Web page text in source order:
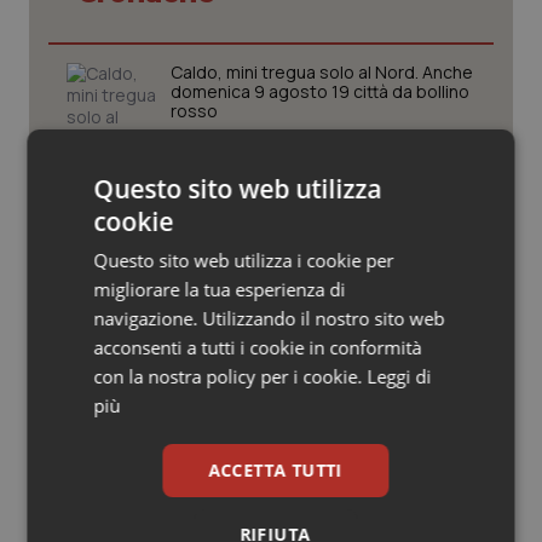
Veneto
Oncoematologia
Oncologia & Nutrizione
Psoriasi & pelle
Quotidiano Cardiologia
Quotidiano Chirurgia
Quotidiano Oncologia
Quotidiano Pediatria
Rene & patologie urogenitali
Caldo, mini tregua solo al Nord. Anche
domenica 9 agosto 19 città da bollino
rosso
Caldo, segnali di lenta ritirata
dell’ondata: il 7 agosto restano 26
città da bollino rosso, l’8 scendono a
Consip, al via la prima gara dedicata
alla salute della mammella: accordo
quadro da 48 milioni per tecnologie e
Breast Unit
Questo sito web utilizza
cookie
Questo sito web utilizza i cookie per
migliorare la tua esperienza di
navigazione. Utilizzando il nostro sito web
acconsenti a tutti i cookie in conformità
con la nostra policy per i cookie. Leggi di
più
ACCETTA TUTTI
RIFIUTA